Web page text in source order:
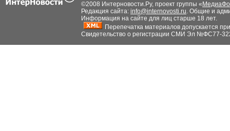
©2008 Интерновости.Ру, проект группы «
Редакция сайта: info@internovosti.ru. Общие и
Информация на сайте для лиц старше 18 лет.
Перепечатка материалов допускается
Свидетельство о регистрации СМИ Эл №ФС77-